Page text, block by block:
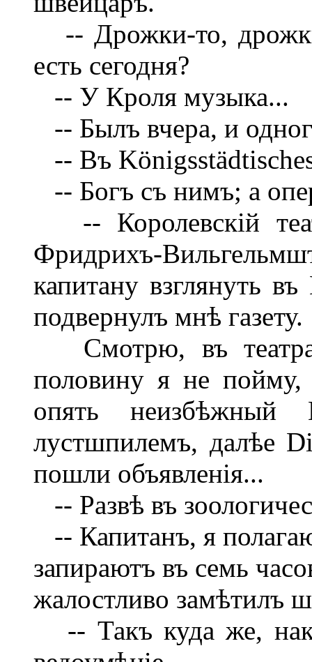
-- Дрожки-то,
есть сегодня?
-- У Кроля музыка...
-- Былъ вчера, и
-- Въ
-- Богъ съ нимъ; а
-- Королевскій
Фридрихъ-
капитану взглянуть
подвернулъ мнѣ газету.
Смотрю, въ
половину я не пойму,
опять неизбѣжный
лустшпилемъ, далѣе
пошли объявленія...
-- Развѣ въ
-- Капитанъ, я
запираютъ въ семь
жалостливо замѣтилъ
-- Такъ куда же,